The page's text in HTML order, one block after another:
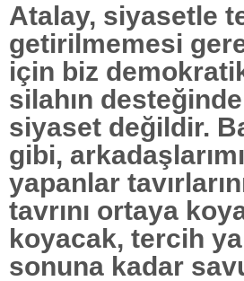
Atalay, siyasetle
getirilmemesi
için biz
silahın
siyaset değildir.
gibi,
yapanlar
tavrını ortaya
koyacak, tercih
sonuna kadar